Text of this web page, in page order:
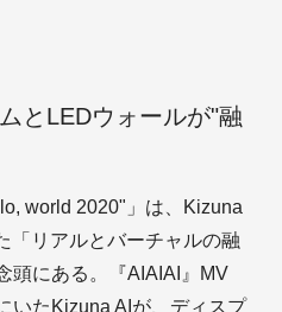
とLEDウォールが"融
world 2020"」は、Kizuna
「リアルとバーチャルの融
頭にある。『AIAIAI』MV
いたKizuna AIが、ディスプ